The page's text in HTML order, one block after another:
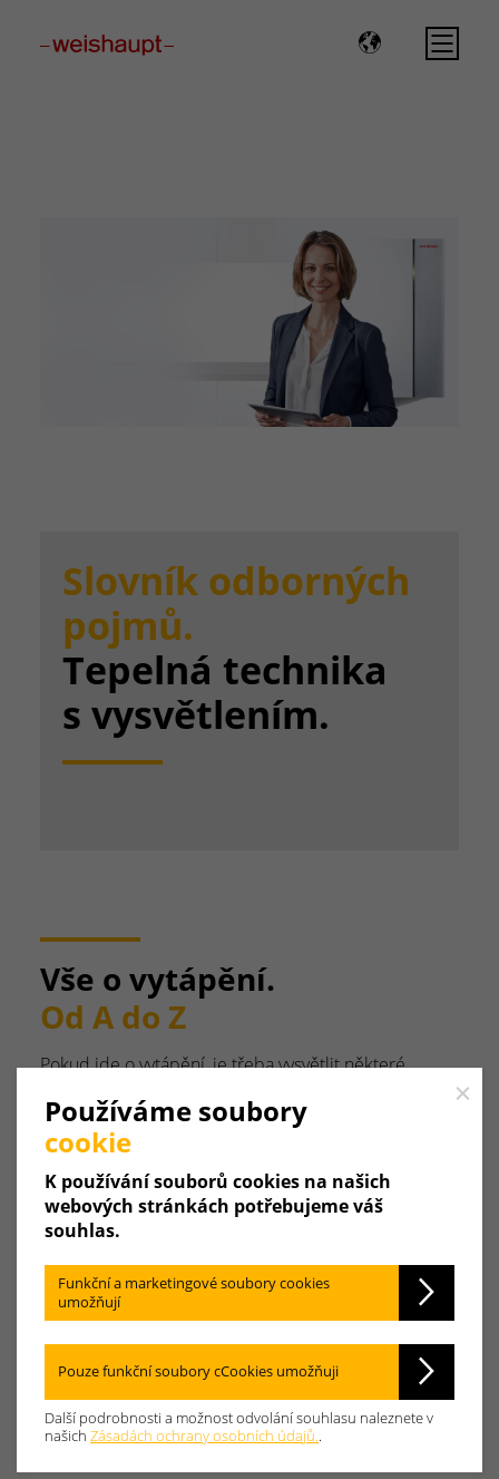
Slovník odborných
pojmů.
Tepelná technika
s vysvětlením.
Vše o vytápění.
Od A do Z
Pokud jde o vytápění, je třeba vysvětlit některé
abecedním pořadí.
A B C D E F
H
I
O
P Q R S
U
V
W X Y Z
Paliva
Close
Používáme soubory
cookie
K používání souborů cookies na našich
webových stránkách potřebujeme váš
souhlas.
Funkční a marketingové soubory cookies
umožňují
Pouze funkční soubory cCookies umožňuji
Další podrobnosti a možnost odvolání souhlasu naleznete v
našich Zásadách ochrany osobních údajů..